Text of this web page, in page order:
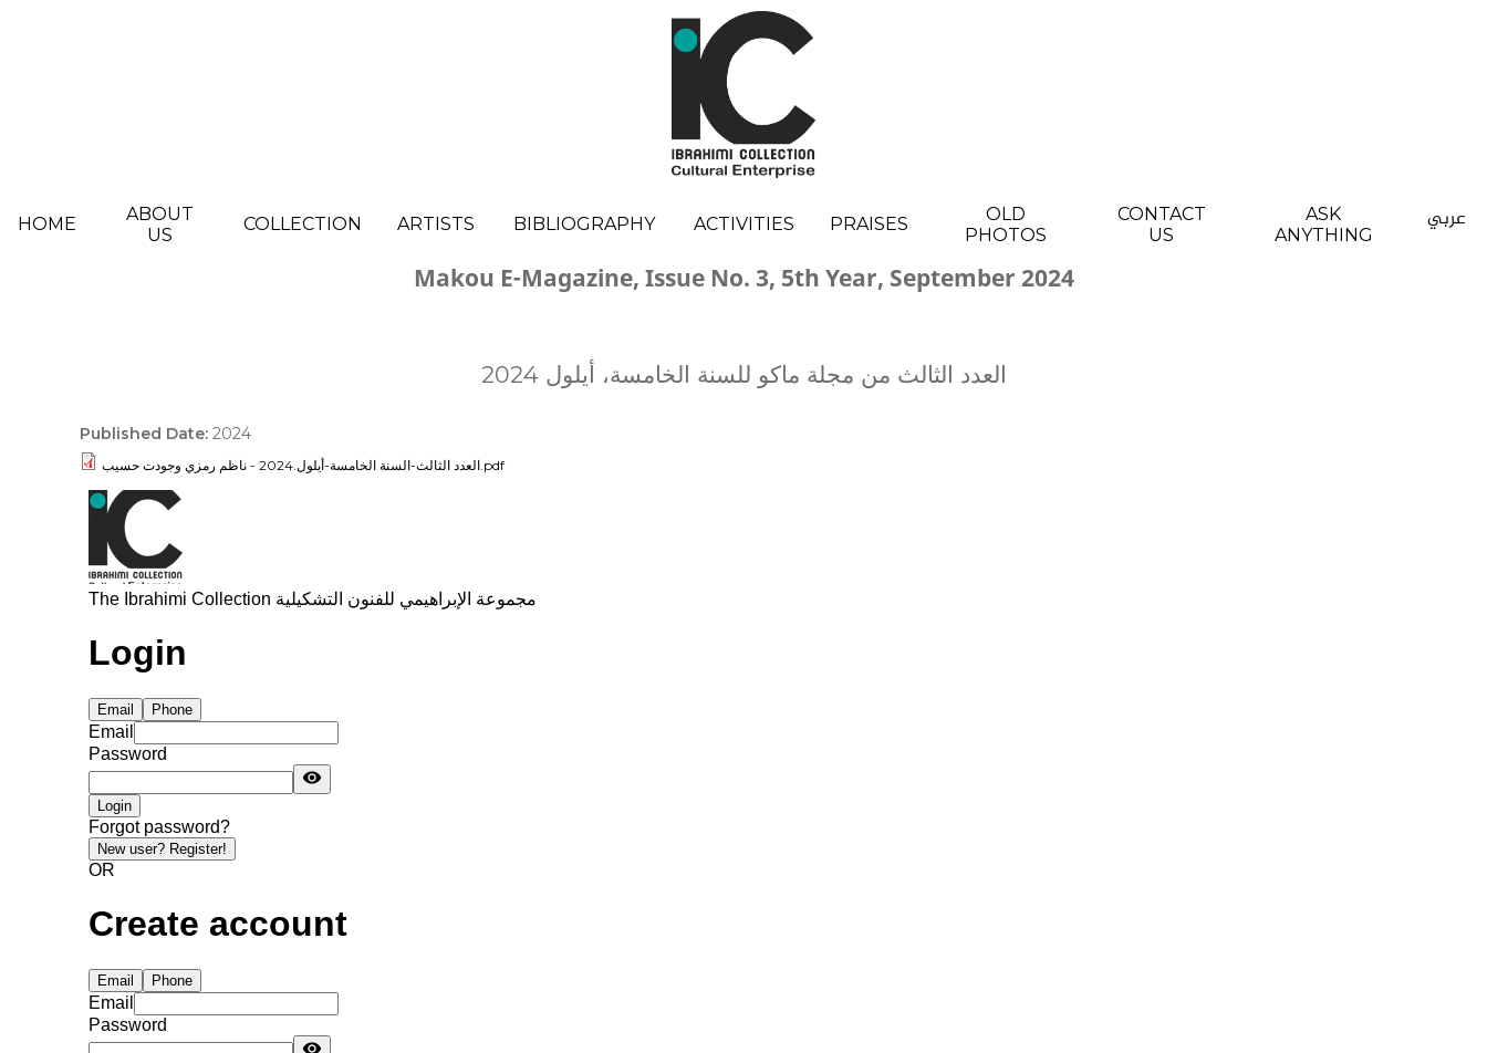
HOME
ABOUT
US
COLLECTION ARTISTS BIBLIOGRAPHY ACTIVITIES PRAISES
OLD
PHOTOS
CONTACT
US
ASK
ANYTHING
عربي
Makou E-Magazine, Issue No. 3, 5th Year, September 2024
العدد الثالث من مجلة ماكو للسنة الخامسة، أيلول 2024
Published Date: 2024
العدد الثالث-السنة الخامسة-أيلول.2024 - ناظم رمزي وجودت حسيب.pdf